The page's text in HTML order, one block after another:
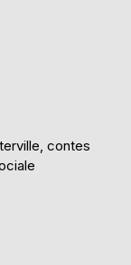
contes